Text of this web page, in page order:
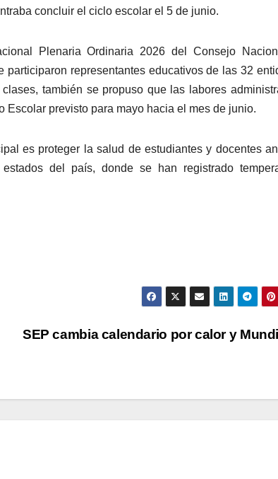
concluir el ciclo escolar el 5 de junio.
Plenaria Ordinaria 2026 del Consejo
representantes educativos de las 32
también se propuso que las labores
previsto para mayo hacia el mes de junio.
es proteger la salud de estudiantes y docentes
del país, donde se han registrado
SEP cambia calendario por calor y